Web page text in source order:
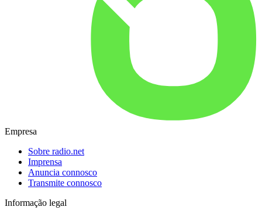
Empresa
Sobre radio.net
Imprensa
Anuncia connosco
Transmite connosco
Informação legal